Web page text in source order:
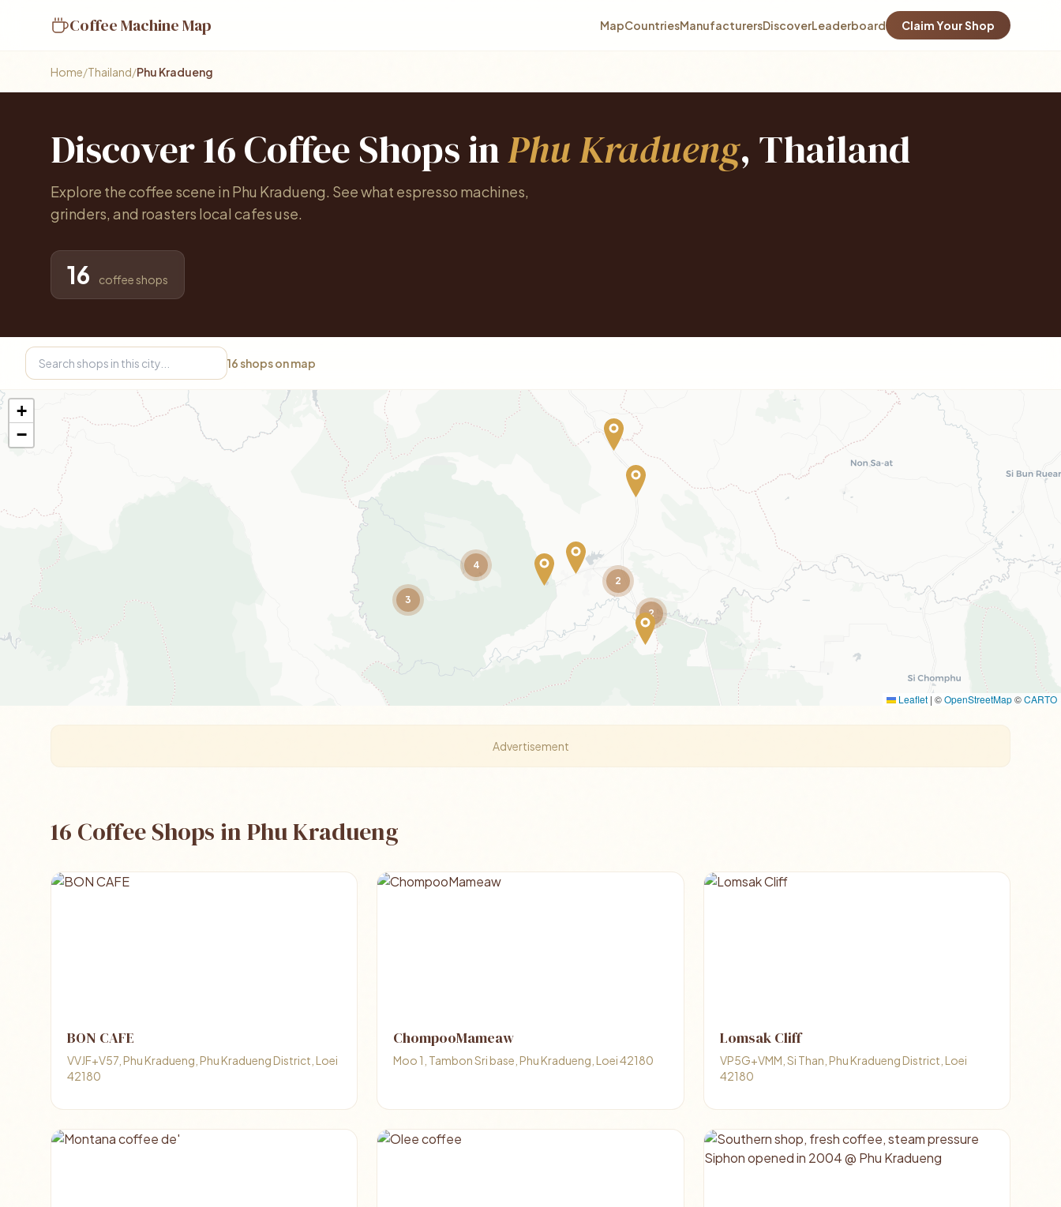
Coffee Machine Map MapCountriesManufacturersDiscoverLeaderboard Claim Your Shop
Home/Thailand/Phu Kradueng
Discover 16 Coffee Shops inPhu Kradueng, Thailand
Explore the coffee scene in Phu Kradueng. See what espresso machines,
grinders, and roasters local cafes use.
16 coffee shops
16 shops on map
3
4
2
2
+
−
Leaflet | ©OpenStreetMap©CARTO
Advertisement
16 Coffee Shops in Phu Kradueng
BON CAFE
VVJF+V57, Phu Kradueng, Phu Kradueng District, Loei
42180
ChompooMameaw
Moo 1, Tambon Sri base, Phu Kradueng, Loei 42180
Lomsak Cliff
VP5G+VMM, Si Than, Phu Kradueng District, Loei
42180